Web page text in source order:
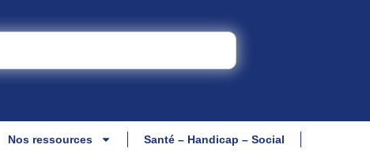
Nos ressources Santé – Handicap – Social